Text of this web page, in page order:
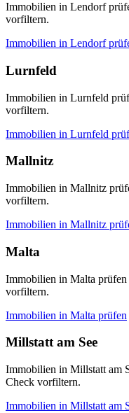
Immobilien in Lendorf
vorfiltern.
Immobilien in Lendorf
Lurnfeld
Immobilien in Lurnfeld
vorfiltern.
Immobilien in Lurnfeld
Mallnitz
Immobilien in Mallnitz
vorfiltern.
Immobilien in Mallnitz
Malta
Immobilien in Malta
vorfiltern.
Immobilien in Malta prüfen
Millstatt am See
Immobilien in Millstatt am
Check vorfiltern.
Immobilien in Millstatt am